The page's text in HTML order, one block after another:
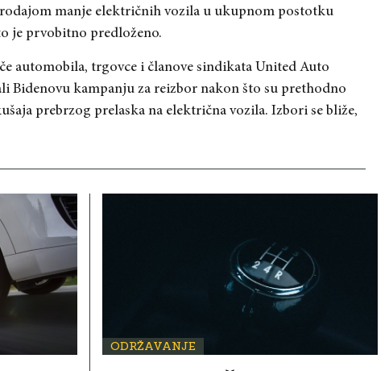
manje električnih vozila u ukupnom postotku
je prvobitno predloženo.
automobila, trgovce i članove sindikata United Auto
Bidenovu kampanju za reizbor nakon što su prethodno
prebrzog prelaska na električna vozila. Izbori se bliže,
ODRŽAVANJE